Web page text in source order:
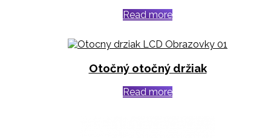
Read more
Otočný otočný držiak
Read more